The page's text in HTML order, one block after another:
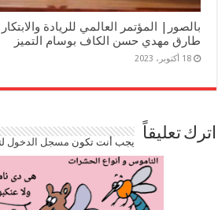
بالصور| المؤتمر العالمي للريادة والابتكار
طارق مهدي حسن الكاف بوسام التميز
18 أكتوبر، 2023
اترك تعليقاً يجب أنت تكون مسجل الدخول